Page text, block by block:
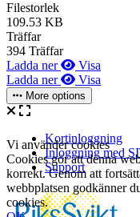
Filestorlek
109.53 KB
Träffar
394 Träffar
Ladda ner
Visa
Ladda ner
Visa
More options